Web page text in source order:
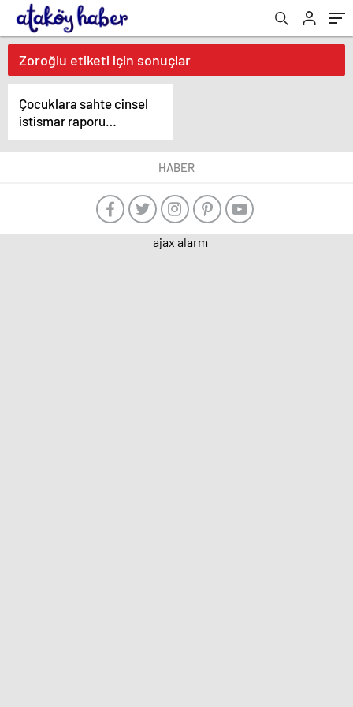
Zoroğlu etiketi için sonuçlar
Çocuklara sahte cinsel
istismar raporu
hazırladığı iddia edilen
doktorun
HABER
ajax alarm